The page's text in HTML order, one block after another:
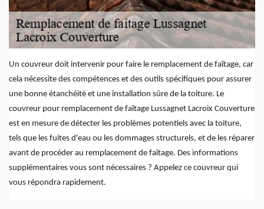
Un couvreur doit intervenir pour faire le remplacement de faîtage, car
cela nécessite des compétences et des outils spécifiques pour assurer
une bonne étanchéité et une installation sûre de la toiture. Le
couvreur pour remplacement de faîtage Lussagnet Lacroix Couverture
est en mesure de détecter les problèmes potentiels avec la toiture,
tels que les fuites d'eau ou les dommages structurels, et de les réparer
avant de procéder au remplacement de faîtage. Des informations
supplémentaires vous sont nécessaires ? Appelez ce couvreur qui
vous répondra rapidement.